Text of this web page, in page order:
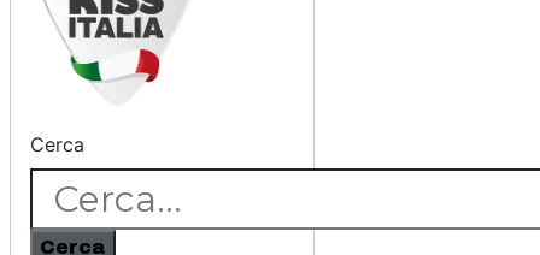
Cerca
Cerca